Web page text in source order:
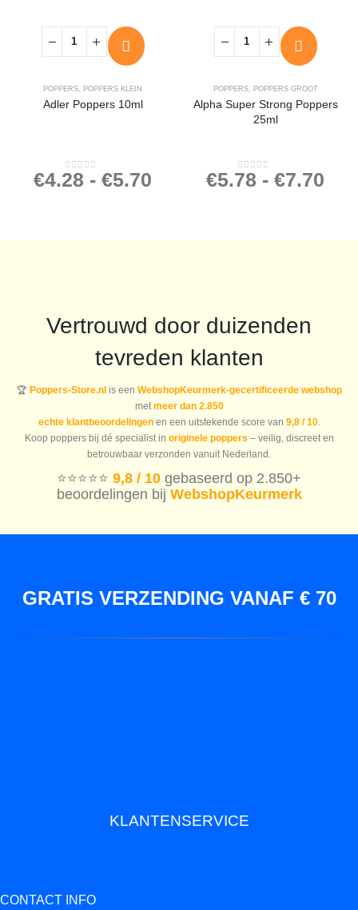
POPPERS POPPERS KLEIN
Adler Poppers 10ml
0out of 5
€4.28 - €5.70
POPPERS, POPPERS GROOT
Alpha Super Strong Poppers
25ml
0out of 5
€5.78 - €7.70
Vertrouwd door duizenden
tevreden klanten
🏆 Poppers-Store.nlis een WebshopKeurmerk-gecertificeerde webshop
met meer dan 2.850
echte klantbeoordelingenen een uitstekende score van 9,8 / 10.
Koop poppers bij dé specialist in originele poppers – veilig, discreet en
betrouwbaar verzonden vanuit Nederland.
⭐️⭐️⭐️⭐️⭐️ 9,8 / 10 gebaseerd op 2.850+
beoordelingen bij WebshopKeurmerk
GRATIS VERZENDING VANAF € 70
KLANTENSERVICE
CONTACT INFO